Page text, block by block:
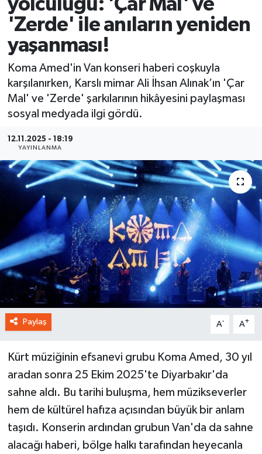
yolculuğu: 'Çar Mal' ve
'Zerde' ile anıların yeniden
yaşanması!
Koma Amed'in Van konseri haberi coşkuyla
karşılanırken, Karslı mimar Ali İhsan Alınak’ın 'Çar
Mal' ve 'Zerde' şarkılarının hikâyesini paylaşması
sosyal medyada ilgi gördü.
12.11.2025 - 18:19
YAYINLANMA
Paylaş A- A+
Kürt müziğinin efsanevi grubu Koma Amed, 30 yıl
aradan sonra 25 Ekim 2025'te Diyarbakır'da
sahne aldı. Bu tarihi buluşma, hem müzikseverler
hem de kültürel hafıza açısından büyük bir anlam
taşıdı. Konserin ardından grubun Van'da da sahne
alacağı haberi, bölge halkı tarafından heyecanla